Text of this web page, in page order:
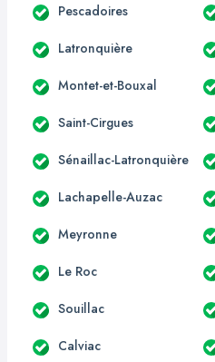
Pescadoires
Latronquière
Montet-et-Bouxal
Saint-Cirgues
Sénaillac-Latronquière
Lachapelle-Auzac
Meyronne
Le Roc
Souillac
Calviac